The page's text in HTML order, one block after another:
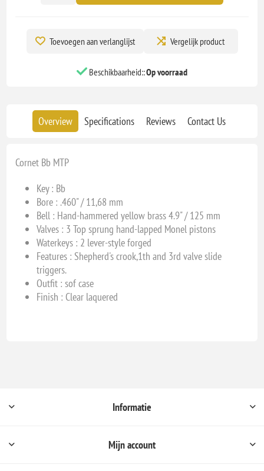
Toevoegen aan verlanglijst Vergelijk product
Beschikbaarheid::Op voorraad
Overview Specifications Reviews Contact Us
Cornet Bb MTP
Key : Bb
Bore : .460" / 11,68 mm
Bell : Hand-hammered yellow brass 4.9" / 125 mm
Valves : 3 Top sprung hand-lapped Monel pistons
Waterkeys : 2 lever-style forged
Features : Shepherd's crook,1th and 3rd valve slide
triggers.
Outfit : sof case
Finish : Clear laquered
Informatie
Mijn account